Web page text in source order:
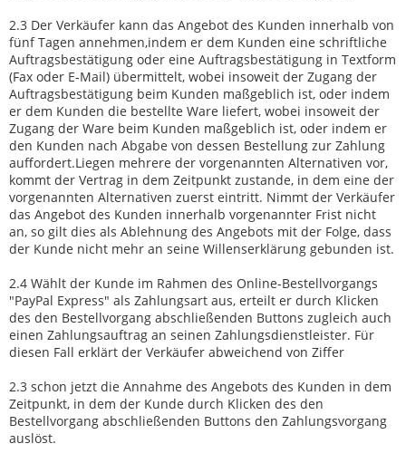
2.3 Der Verkäufer kann das Angebot des Kunden innerhalb von
fünf Tagen annehmen,indem er dem Kunden eine schriftliche
Auftragsbestätigung oder eine Auftragsbestätigung in Textform
(Fax oder E-Mail) übermittelt, wobei insoweit der Zugang der
Auftragsbestätigung beim Kunden maßgeblich ist, oder indem
er dem Kunden die bestellte Ware liefert, wobei insoweit der
Zugang der Ware beim Kunden maßgeblich ist, oder indem er
den Kunden nach Abgabe von dessen Bestellung zur Zahlung
auffordert.Liegen mehrere der vorgenannten Alternativen vor,
kommt der Vertrag in dem Zeitpunkt zustande, in dem eine der
vorgenannten Alternativen zuerst eintritt. Nimmt der Verkäufer
das Angebot des Kunden innerhalb vorgenannter Frist nicht
an, so gilt dies als Ablehnung des Angebots mit der Folge, dass
der Kunde nicht mehr an seine Willenserklärung gebunden ist.
2.4 Wählt der Kunde im Rahmen des Online-Bestellvorgangs
"PayPal Express" als Zahlungsart aus, erteilt er durch Klicken
des den Bestellvorgang abschließenden Buttons zugleich auch
einen Zahlungsauftrag an seinen Zahlungsdienstleister. Für
diesen Fall erklärt der Verkäufer abweichend von Ziffer
2.3 schon jetzt die Annahme des Angebots des Kunden in dem
Zeitpunkt, in dem der Kunde durch Klicken des den
Bestellvorgang abschließenden Buttons den Zahlungsvorgang
auslöst.